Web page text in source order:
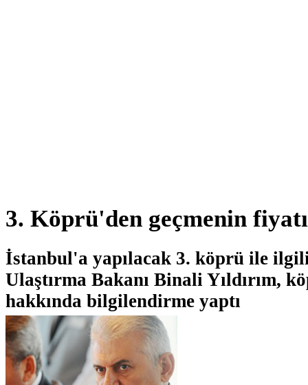
3. Köprü'den geçmenin
İstanbul'a yapılacak 3. köprü ile
Ulaştırma Bakanı Binali Yıldırım,
hakkında bilgilendirme yaptı